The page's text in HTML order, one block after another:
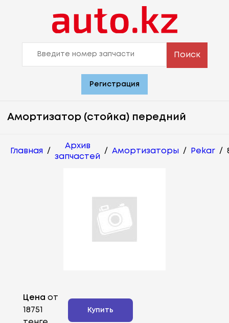
Поиск
Регистрация
Амортизатор (стойка) передний
Главная /
Архив
запчастей
/ Амортизаторы / Pekar /
Цена от
18751
Купить